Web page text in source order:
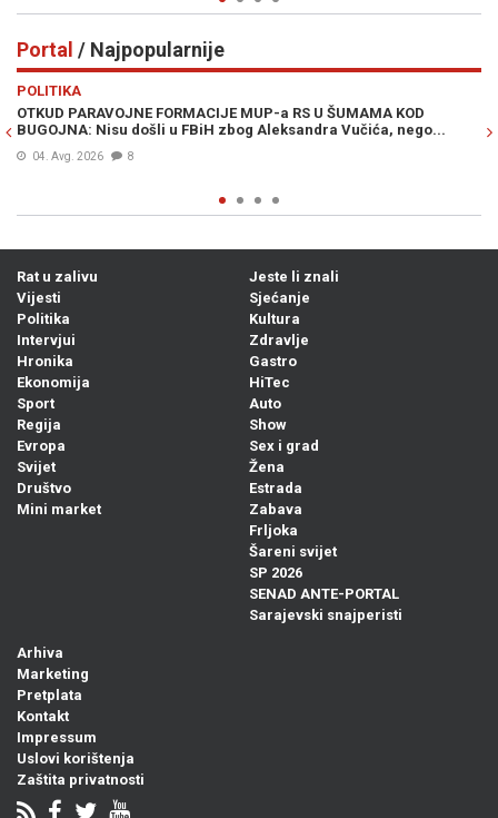
Portal / Najpopularnije
POLITIKA
OTKUD PARAVOJNE FORMACIJE MUP-a RS U ŠUMAMA KOD
BUGOJNA: Nisu došli u FBiH zbog Aleksandra Vučića, nego...
04. Avg. 2026 8
Rat u zalivu
Vijesti
Politika
Intervjui
Hronika
Ekonomija
Sport
Regija
Evropa
Svijet
Društvo
Mini market
Jeste li znali
Sjećanje
Kultura
Zdravlje
Gastro
HiTec
Auto
Show
Sex i grad
Žena
Estrada
Zabava
Frljoka
Šareni svijet
SP 2026
SENAD ANTE-PORTAL
Sarajevski snajperisti
Arhiva
Marketing
Pretplata
Kontakt
Impressum
Uslovi korištenja
Zaštita privatnosti